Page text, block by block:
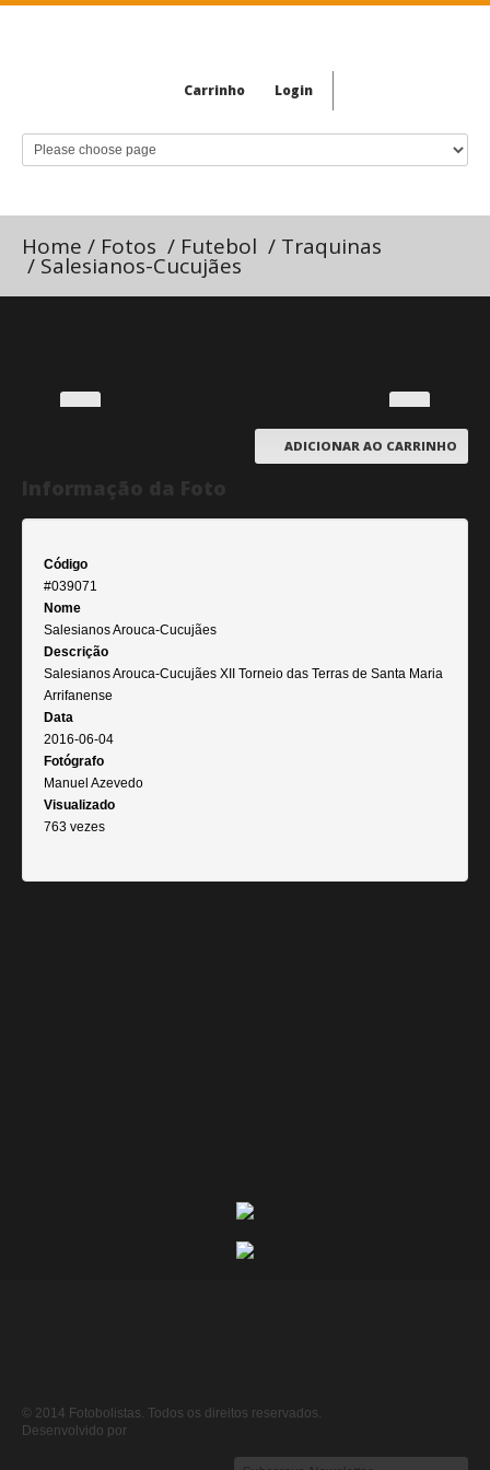
Carrinho Login
Home / Fotos / Futebol / Traquinas
/ Salesianos-Cucujães
ADICIONAR AO CARRINHO
Código
#039071
Nome
Salesianos Arouca-Cucujães
Descrição
Salesianos Arouca-Cucujães XII Torneio das Terras de Santa Maria
Arrifanense
Data
2016-06-04
Fotógrafo
Manuel Azevedo
Visualizado
763 vezes
© 2014 Fotobolistas. Todos os direitos reservados.
Desenvolvido por